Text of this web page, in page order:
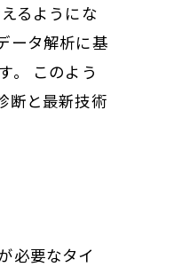
るようにな
ータ解析に基
。 このよう
断と最新技術
必要なタイ